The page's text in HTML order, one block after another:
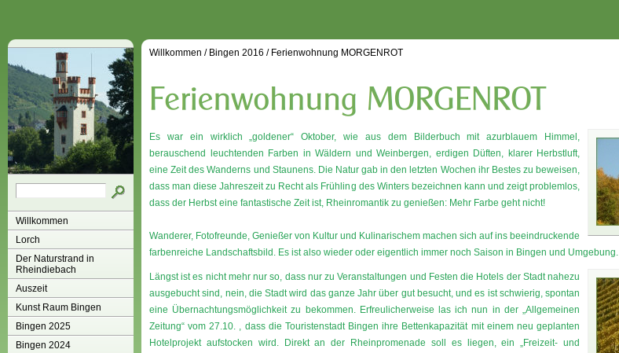
Willkommen
Lorch
Der Naturstrand in
Rheindiebach
Auszeit
Kunst Raum Bingen
Bingen 2025
Bingen 2024
Willkommen / Bingen 2016 / Ferienwohnung MORGENROT
Es war ein wirklich „goldener“ Oktober, wie aus dem Bilderbuch mit azurblauem Himmel,
berauschend leuchtenden Farben in Wäldern und Weinbergen, erdigen Düften, klarer Herbstluft,
eine Zeit des Wanderns und Staunens. Die Natur gab in den letzten Wochen ihr Bestes zu beweisen,
dass man diese Jahreszeit zu Recht als Frühling des Winters bezeichnen kann und zeigt problemlos,
dass der Herbst eine fantastische Zeit ist, Rheinromantik zu genießen: Mehr Farbe geht nicht!
Wanderer, Fotofreunde, Genießer von Kultur und Kulinarischem machen sich auf ins beeindruckende
farbenreiche Landschaftsbild. Es ist also wieder oder eigentlich immer noch Saison in Bingen und Umgebung.
Längst ist es nicht mehr nur so, dass nur zu Veranstaltungen und Festen die Hotels der Stadt nahezu
ausgebucht sind, nein, die Stadt wird das ganze Jahr über gut besucht, und es ist schwierig, spontan
eine Übernachtungsmöglichkeit zu bekommen. Erfreulicherweise las ich nun in der „Allgemeinen
Zeitung“ vom 27.10. , dass die Touristenstadt Bingen ihre Bettenkapazität mit einem neu geplanten
Hotelprojekt aufstocken wird. Direkt an der Rheinpromenade soll es liegen, ein „Freizeit- und